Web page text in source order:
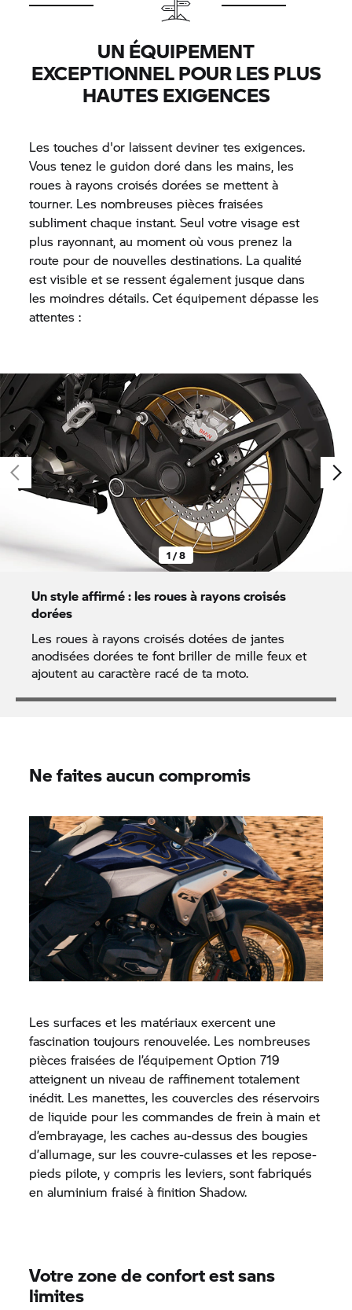
UN ÉQUIPEMENT
EXCEPTIONNEL POUR LES PLUS
HAUTES EXIGENCES
Les touches d'or laissent deviner tes exigences.
Vous tenez le guidon doré dans les mains, les
roues à rayons croisés dorées se mettent à
tourner. Les nombreuses pièces fraisées
subliment chaque instant. Seul votre visage est
plus rayonnant, au moment où vous prenez la
route pour de nouvelles destinations. La qualité
est visible et se ressent également jusque dans
les moindres détails. Cet équipement dépasse les
attentes :
1 / 8
Un style affirmé : les roues à rayons croisés
dorées
Les roues à rayons croisés dotées de jantes
anodisées dorées te font briller de mille feux et
ajoutent au caractère racé de ta moto.
Ne faites aucun compromis
Les surfaces et les matériaux exercent une
fascination toujours renouvelée. Les nombreuses
pièces fraisées de l’équipement Option 719
atteignent un niveau de raffinement totalement
inédit. Les manettes, les couvercles des réservoirs
de liquide pour les commandes de frein à main et
d’embrayage, les caches au-dessus des bougies
d’allumage, sur les couvre-culasses et les repose-
pieds pilote, y compris les leviers, sont fabriqués
en aluminium fraisé à finition Shadow.
Votre zone de confort est sans
limites